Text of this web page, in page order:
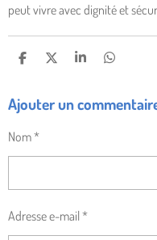
peut vivre avec dignité et
P
T
A
E
R
P
T
A
R
P
T
A
R
P
T
A
R
Ajouter un
Nom *
Adresse e-mail *